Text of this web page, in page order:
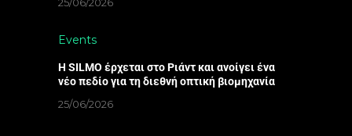
25/06/2026
Events
Η SILMO έρχεται στο Ριάντ και ανοίγει ένα
νέο πεδίο για τη διεθνή οπτική βιομηχανία
25/06/2026